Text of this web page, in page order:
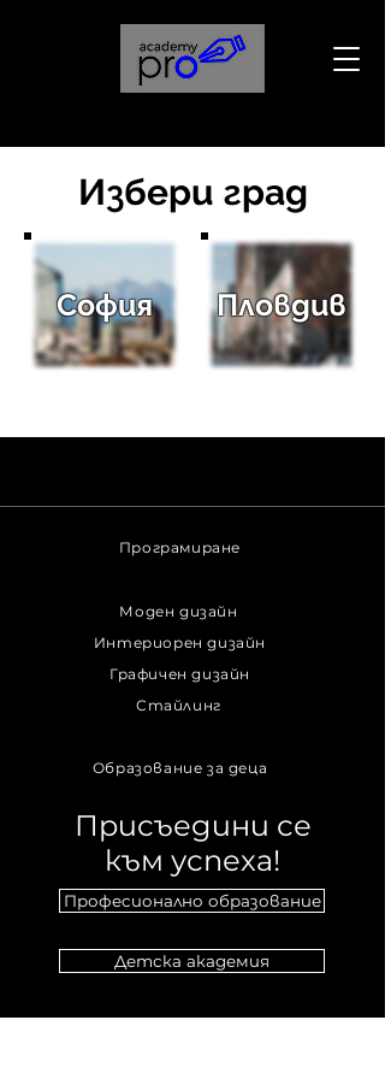
Избери град
София Пловдив
Програмиране
Моден дизайн
Интериорен дизайн
Графичен дизайн
Образование за деца
Присъедини се
към успеха!
Професионално образование
Стайлинг
Детска академия